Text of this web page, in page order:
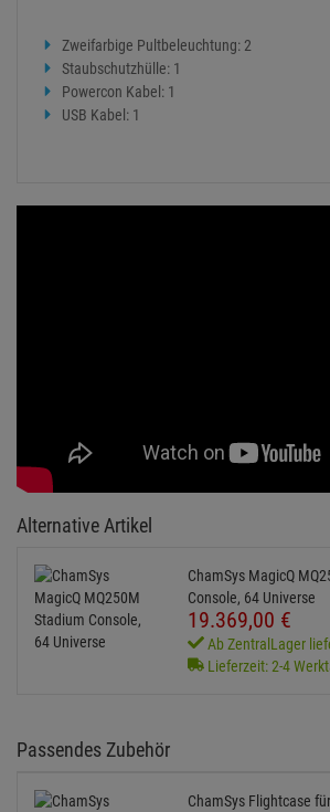
Zweifarbige Pultbeleuchtung: 2
Staubschutzhülle: 1
Powercon Kabel: 1
USB Kabel: 1
Alternative Artikel
ChamSys MagicQ
Console, 64 Universe
19.369,00 €
Ab ZentralLager
Lieferzeit: 2-4
Passendes Zubehör
ChamSys Flightcase